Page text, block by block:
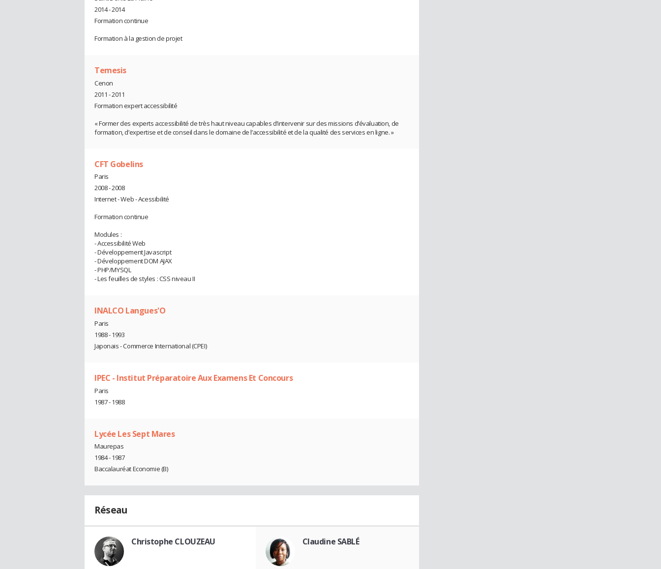
2014 - 2014
Formation continue
Formation à la gestion de projet
Temesis
Cenon
2011 - 2011
Formation expert accessibilité
« Former des experts accessibilité de très haut niveau capables d’intervenir sur des missions d’évaluation, de
formation, d’expertise et de conseil dans le domaine de l’accessibilité et de la qualité des services en ligne. »
CFT Gobelins
Paris
2008 - 2008
Internet - Web - Acessibilité
Formation continue
Modules :
- Accessibilité Web
- Développement Javascript
- Développement DOM AJAX
- PHP/MYSQL
- Les feuilles de styles : CSS niveau II
INALCO Langues'O
Paris
1988 - 1993
Japonais - Commerce International (CPEI)
IPEC - Institut Préparatoire Aux Examens Et Concours
Paris
1987 - 1988
Lycée Les Sept Mares
Maurepas
1984 - 1987
Baccalauréat Economie (B)
Réseau
Christophe CLOUZEAU Claudine SABLÉ